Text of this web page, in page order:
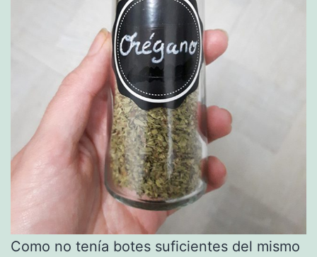
Como no tenía botes suficientes del mismo